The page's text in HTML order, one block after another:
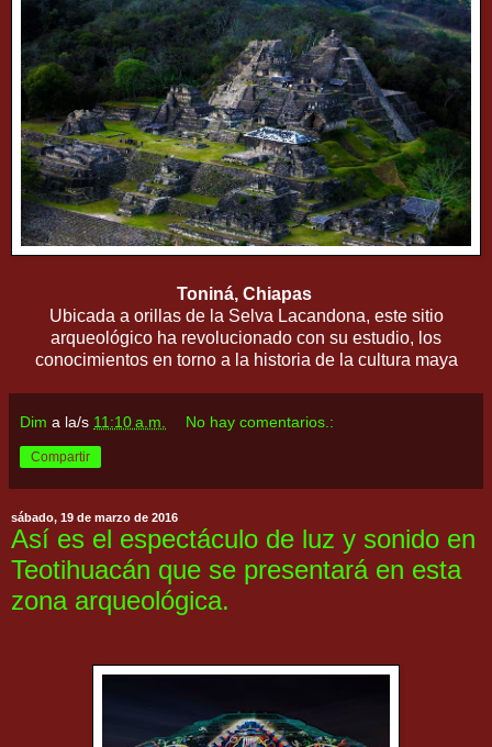
Toniná, Chiapas
Ubicada a orillas de la Selva Lacandona, este sitio
arqueológico ha revolucionado con su estudio, los
conocimientos en torno a la historia de la cultura maya
Dim a la/s 11:10 a.m. No hay comentarios.:
Compartir
sábado, 19 de marzo de 2016
Así es el espectáculo de luz y sonido en
Teotihuacán que se presentará en esta
zona arqueológica.